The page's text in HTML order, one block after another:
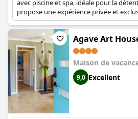
avec piscine et spa, idéale pour la
propose une expérience privée et
voyageurs adultes en quête d'une
Agave Art
Maison de
9,0 Excellent